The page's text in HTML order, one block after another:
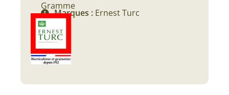
Gramme
Marques : Ernest Turc